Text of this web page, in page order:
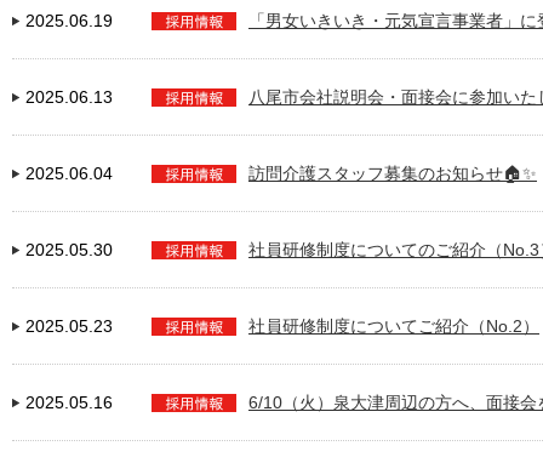
2025.06.19 「男女いきいき・元気宣言事業者」
2025.06.13 八尾市会社説明会・面接会に参加いた
2025.06.04 訪問介護スタッフ募集のお知らせ🏠✨
2025.05.30 社員研修制度についてのご紹介（
2025.05.23 社員研修制度についてご紹介（No.2）
2025.05.16 6/10（火）泉大津周辺の方へ、面接会